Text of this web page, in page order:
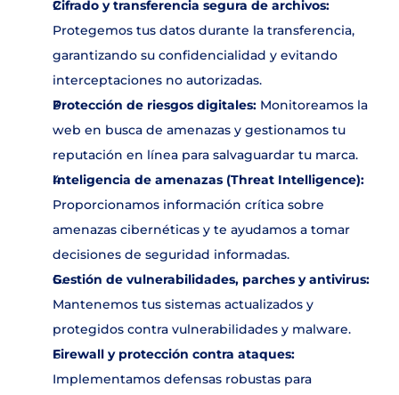
Contacto
Cifrado y transferencia segura de archivos:
Protegemos tus datos durante la transferencia,
garantizando su confidencialidad y evitando
interceptaciones no autorizadas.
Protección de riesgos digitales: Monitoreamos la
web en busca de amenazas y gestionamos tu
reputación en línea para salvaguardar tu marca.
Inteligencia de amenazas (Threat Intelligence):
Proporcionamos información crítica sobre
amenazas cibernéticas y te ayudamos a tomar
decisiones de seguridad informadas.
Gestión de vulnerabilidades, parches y antivirus:
Mantenemos tus sistemas actualizados y
protegidos contra vulnerabilidades y malware.
Firewall y protección contra ataques:
Implementamos defensas robustas para